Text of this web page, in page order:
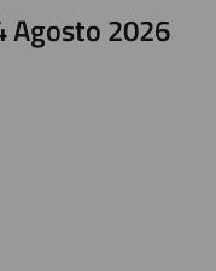
Agosto 2026